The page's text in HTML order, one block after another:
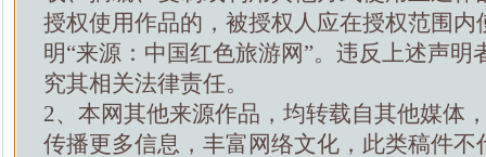
授权使用作品的，被授权人应在授权范围内
明“来源：中国红色旅游网”。违反上述声明
究其相关法律责任。
2、本网其他来源作品，均转载自其他媒体
传播更多信息，丰富网络文化，此类稿件不